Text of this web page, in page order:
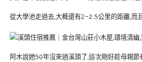
從大學池走過去,大概還有2~2.5公里的距離,而
阿木說她50年沒來過溪頭了,這次剛好趁母親